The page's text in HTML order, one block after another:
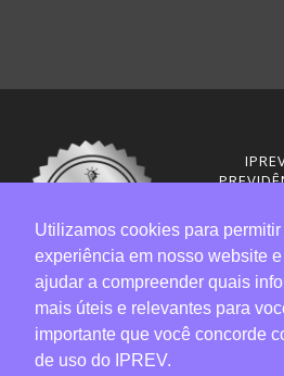
Rua
291 –
Central
Sede
Utilizamos cookies para
experiência em nosso website
ajudar a compreender quais
mais úteis e relevantes para
importante que você concorde
de uso do IPREV.